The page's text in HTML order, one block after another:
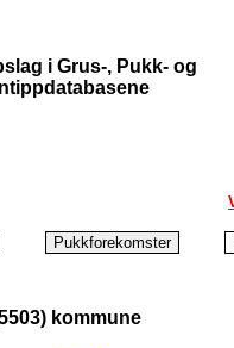
i Grus-, Pukk- og
kommune